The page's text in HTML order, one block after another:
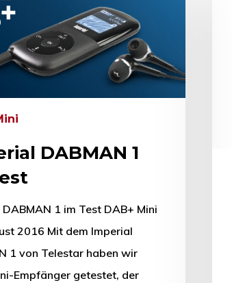
DABMAN 1
1 im Test DAB+ Mini
2016 Mit dem Imperial
1 von Telestar haben wir
Empfänger getestet, der